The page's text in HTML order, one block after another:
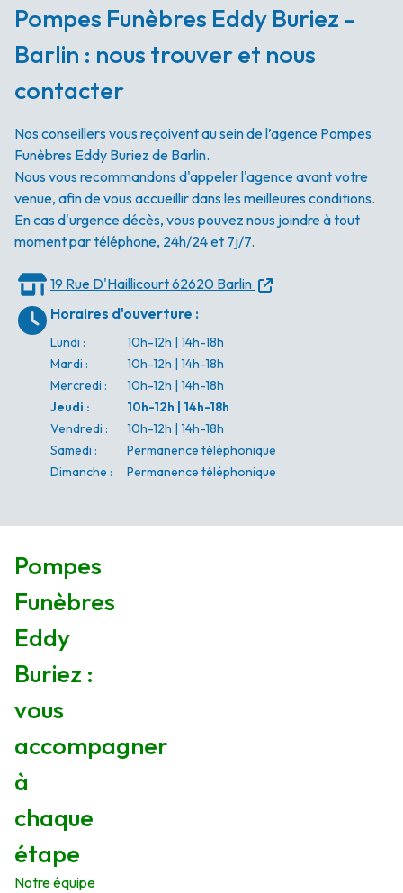
Pompes Funèbres Eddy Buriez -
Barlin : nous trouver et nous
contacter
Nos conseillers vous reçoivent au sein de l’agence Pompes
Funèbres Eddy Buriez de Barlin.
Nous vous recommandons d'appeler l'agence avant votre
venue, afin de vous accueillir dans les meilleures conditions.
En cas d'urgence décès, vous pouvez nous joindre à tout
moment par téléphone, 24h/24 et 7j/7.
19 Rue D'Haillicourt62620 Barlin
Horaires d'ouverture :
Lundi :
10h-12h | 14h-18h
Mardi :
10h-12h | 14h-18h
Mercredi :
10h-12h | 14h-18h
Jeudi :
10h-12h | 14h-18h
Vendredi :
10h-12h | 14h-18h
Samedi :
Permanence téléphonique
Dimanche : Permanence téléphonique
Pompes
Funèbres
Eddy
Buriez :
vous
accompagner
à
chaque
étape
Notre équipe